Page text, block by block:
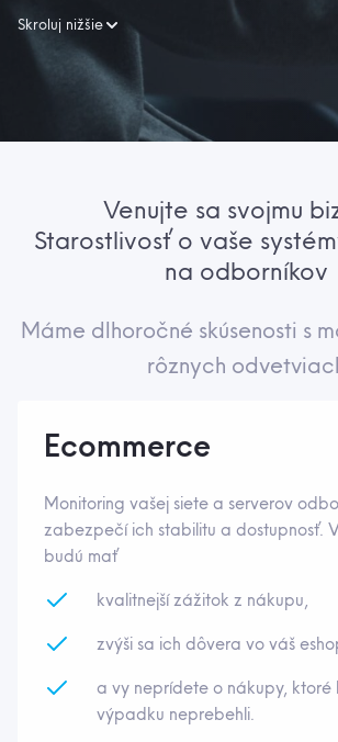
Skroluj nižšie
Venujte sa svojmu
Starostlivosť o vaše
na odborníkov
Máme dlhoročné skúsenosti s
rôznych
Ecommerce
Monitoring vašej siete a serverov
zabezpečí ich stabilitu a dostupnosť.
budú mať
kvalitnejší zážitok z nákupu,
zvýši sa ich dôvera vo váš
a vy neprídete o nákupy,
výpadku neprebehli.